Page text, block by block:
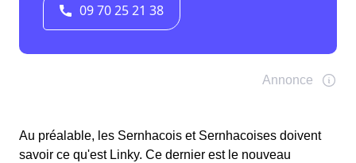
Au préalable, les Sernhacois et Sernhacoises doivent
savoir ce qu'est Linky. Ce dernier est le nouveau